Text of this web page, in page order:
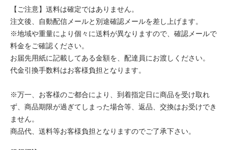
【ご注意】送料は確定ではありません。
注文後、自動配信メールと別途確認メールを差し上げます。
※地域や重量により個々に送料が異なりますので、確認メールで
料金をご確認ください。
お届先用紙に記載してある金額を、配達員にお渡しください。
代金引換手数料はお客様負担となります。
※万一、お客様のご都合により、到着指定日に商品を受け取れ
ず、商品期限が過ぎてしまった場合等、返品、交換はお受けでき
ません。
商品代、送料等お客様負担となりますのでご了承下さい。